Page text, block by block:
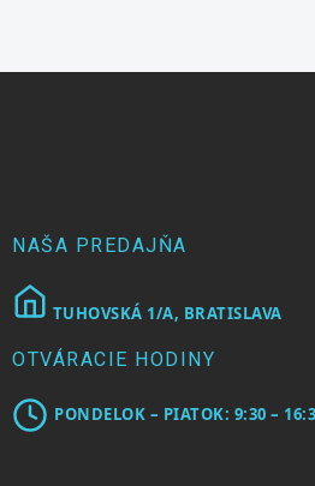
d
ý
u
NAŠA PREDAJŇA
TUHOVSKÁ 1/A, BRATISLAVA
OTVÁRACIE HODINY
PONDELOK – PIATOK: 9:30 –